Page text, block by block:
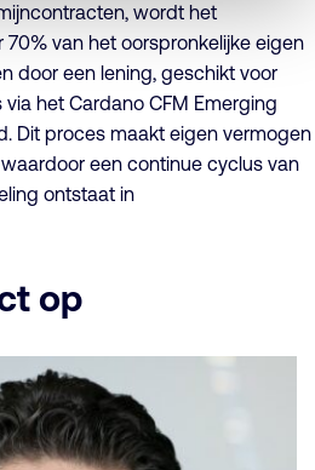
wordt het
van het oorspronkelijke eigen
door een lening, geschikt voor
het Cardano CFM Emerging
Dit proces maakt eigen vermogen
een continue cyclus van
ontstaat in
op